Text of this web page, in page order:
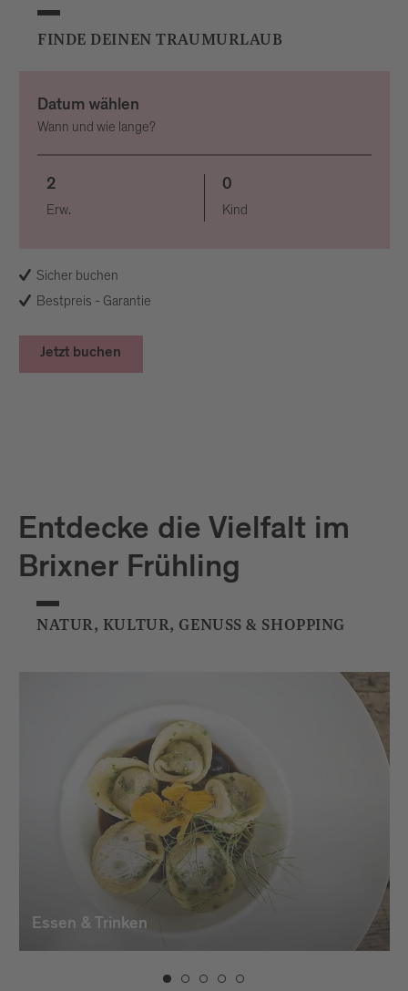
FINDE DEINEN TRAUMURLAUB
Datum wählen
Wann und wie lange?
2
Erw.
0
Kind
Jetzt buchen
Sicher buchen
Bestpreis - Garantie
Entdecke die Vielfalt im
Brixner Frühling
NATUR, KULTUR, GENUSS & SHOPPING
Essen & Trinken